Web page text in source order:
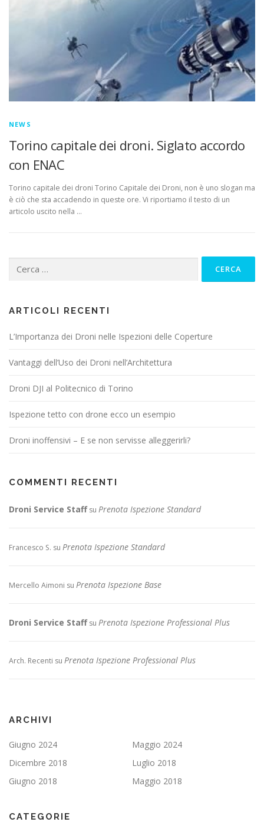
NEWS
Torino capitale dei droni. Siglato accordo
con ENAC
Torino capitale dei droni Torino Capitale dei Droni, non è uno slogan ma
è ciò che sta accadendo in queste ore. Vi riportiamo il testo di un
articolo uscito nella …
ARTICOLI RECENTI
L’Importanza dei Droni nelle Ispezioni delle Coperture
Vantaggi dell’Uso dei Droni nell’Architettura
Droni DJI al Politecnico di Torino
Ispezione tetto con drone ecco un esempio
Droni inoffensivi – E se non servisse alleggerirli?
COMMENTI RECENTI
Droni Service Staffsu Prenota Ispezione Standard
Francesco S. su Prenota Ispezione Standard
Mercello Aimoni su Prenota Ispezione Base
Droni Service Staffsu Prenota Ispezione Professional Plus
Arch. Recenti su Prenota Ispezione Professional Plus
ARCHIVI
Giugno 2024
Maggio 2024
Dicembre 2018
Luglio 2018
Giugno 2018
Maggio 2018
CATEGORIE